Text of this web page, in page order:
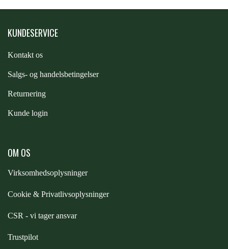
KUNDESERVICE
Kontakt os
Salgs- og handelsbetingelser
Returnering
Kunde login
OM OS
Virksomhedsoplysninger
Cookie & Privatlivsoplysninger
CSR - vi tager ansvar
Trustpilot